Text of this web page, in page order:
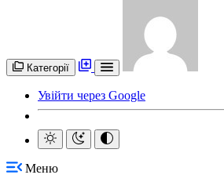
Категорії
Увійти через Google
Меню